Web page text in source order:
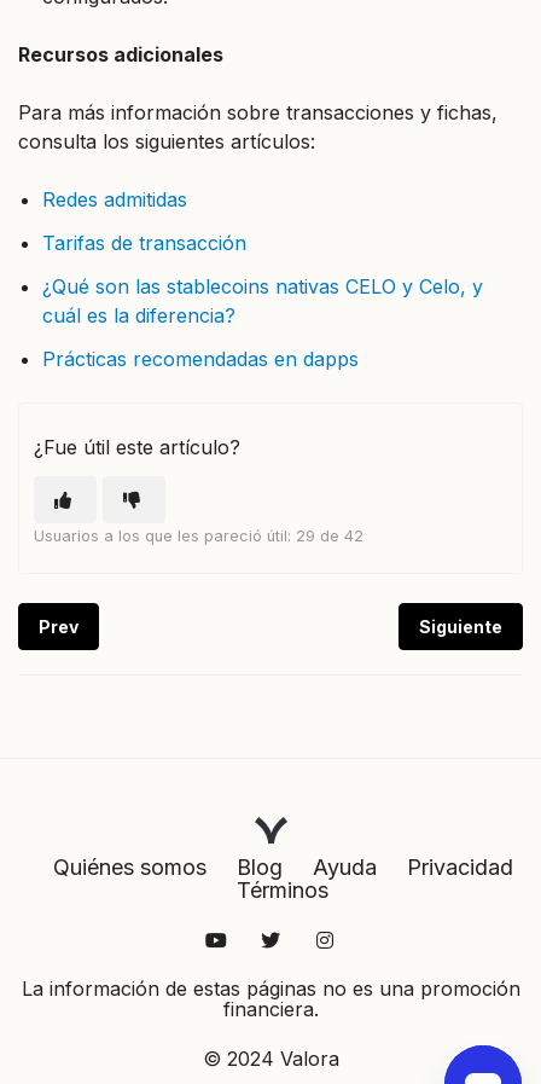
Recursos adicionales
Para más información sobre transacciones y fichas,
consulta los siguientes artículos:
Redes admitidas
Tarifas de transacción
¿Qué son las stablecoins nativas CELO y Celo, y
cuál es la diferencia?
Prácticas recomendadas en dapps
¿Fue útil este artículo?
Usuarios a los que les pareció útil: 29 de 42
Prev Siguiente
Quiénes somos Blog Ayuda
Privacidad
Términos
La información de estas páginas no es una promoción
financiera.
© 2024 Valora